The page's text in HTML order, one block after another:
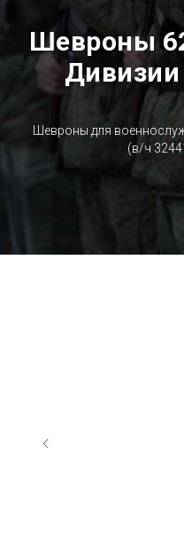
Шевроны
Шевроны для
(в/ч